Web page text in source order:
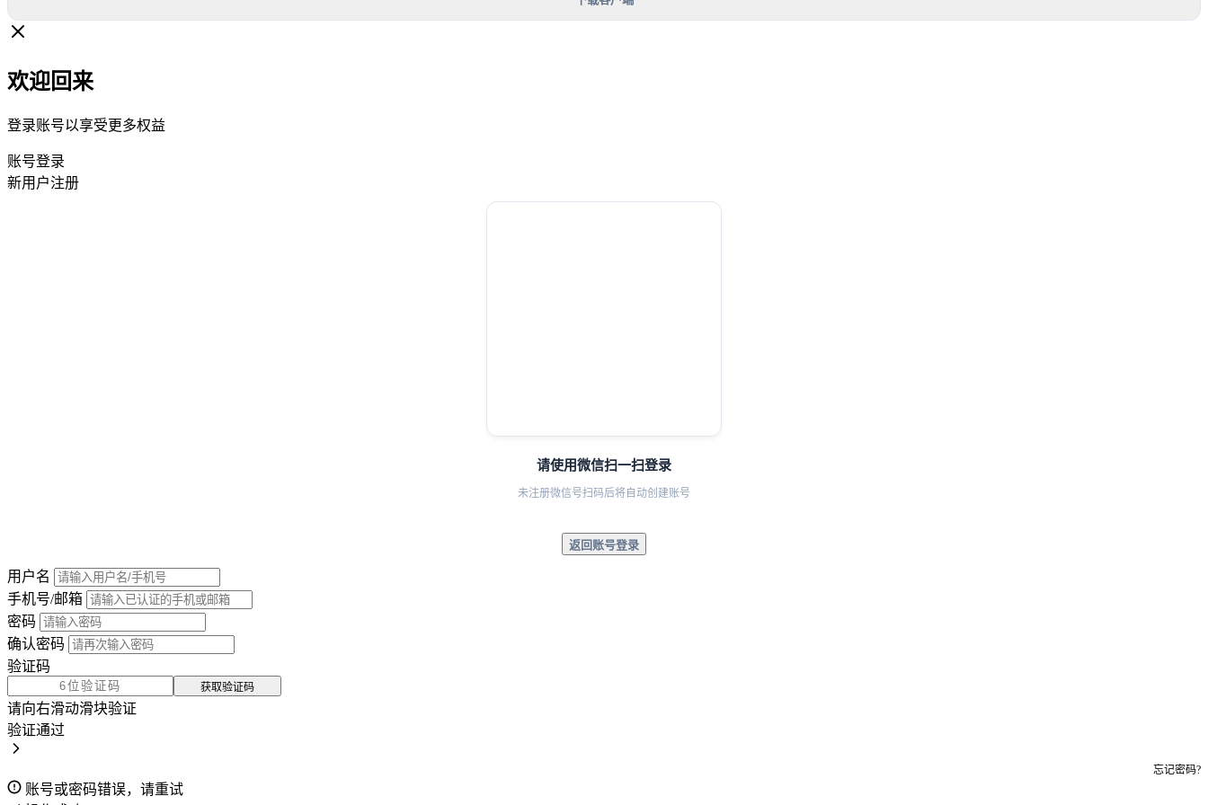
欢迎回来
登录账号以享受更多权益
账号登录
新用户注册
请使用微信扫一扫登录
未注册微信号扫码后将自动创建账号
返回账号登录
用户名
手机号/邮箱
密码
确认密码
验证码
获取验证码
请向右滑动滑块验证
验证通过
忘记密码?
账号或密码错误，请重试